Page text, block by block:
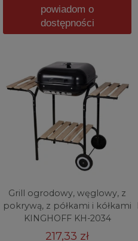
powiadom o
dostępności
Grill ogrodowy, węglowy, z
pokrywą, z półkami i kółkami
KINGHOFF KH-2034
217,33 zł